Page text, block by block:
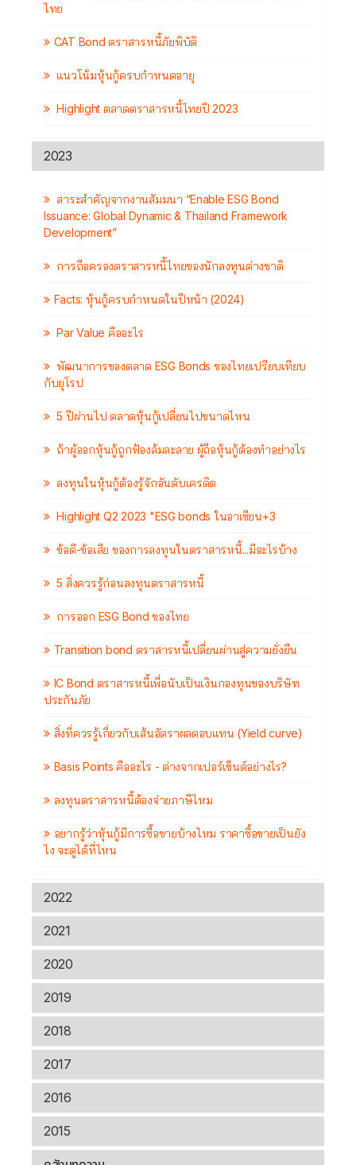
ไทย
CAT Bond ตราสารหนี้ภัยพิบัติ
แนวโน้มหุ้นกู้ครบกำหนดอายุ
Highlight ตลาดตราสารหนี้ไทยปี 2023
2023
สาระสำคัญจากงานสัมมนา “Enable ESG Bond
Issuance: Global Dynamic & Thailand Framework
Development”
การถือครองตราสารหนี้ไทยของนักลงทุนต่างชาติ
Facts: หุ้นกู้ครบกำหนดในปีหน้า (2024)
Par Value คืออะไร
พัฒนาการของตลาด ESG Bonds ของไทยเปรียบเทียบ
กับยุโรป
5 ปีผ่านไป ตลาดหุ้นกู้เปลี่ยนไปขนาดไหน
ถ้าผู้ออกหุ้นกู้ถูกฟ้องล้มละลาย ผู้ถือหุ้นกู้ต้องทำอย่างไร
ลงทุนในหุ้นกู้ต้องรู้จักอันดับเครดิต
Highlight Q2 2023 "ESG bonds ในอาเซียน+3
ข้อดี-ข้อเสีย ของการลงทุนในตราสารหนี้...มีอะไรบ้าง
5 สิ่งควรรู้ก่อนลงทุนตราสารหนี้
การออก ESG Bond ของไทย
Transition bond ตราสารหนี้เปลี่ยนผ่านสู่ความยั่งยืน
IC Bond ตราสารหนี้เพื่อนับเป็นเงินกองทุนของบริษัท
ประกันภัย
สิ่งที่ควรรู้เกี่ยวกับเส้นอัตราผลตอบแทน (Yield curve)
Basis Points คืออะไร - ต่างจากเปอร์เซ็นต์อย่างไร?
ลงทุนตราสารหนี้ต้องจ่ายภาษีไหม
อยากรู้ว่าหุ้นกู้มีการซื้อขายบ้างไหม ราคาซื้อขายเป็นยัง
ไง จะดูได้ที่ไหน
2022
2021
2020
2019
2018
2017
2016
2015